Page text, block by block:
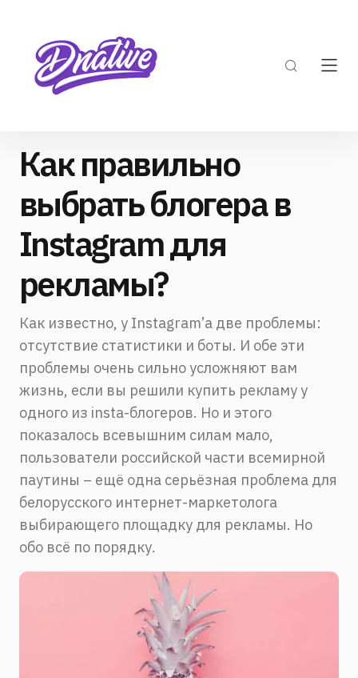
Как правильно
выбрать блогера в
Instagram для
рекламы?
Как известно, у Instagram’а две проблемы:
отсутствие статистики и боты. И обе эти
проблемы очень сильно усложняют вам
жизнь, если вы решили купить рекламу у
одного из insta-блогеров. Но и этого
показалось всевышним силам мало,
пользователи российской части всемирной
паутины – ещё одна серьёзная проблема для
белорусского интернет-маркетолога
выбирающего площадку для рекламы. Но
обо всё по порядку.